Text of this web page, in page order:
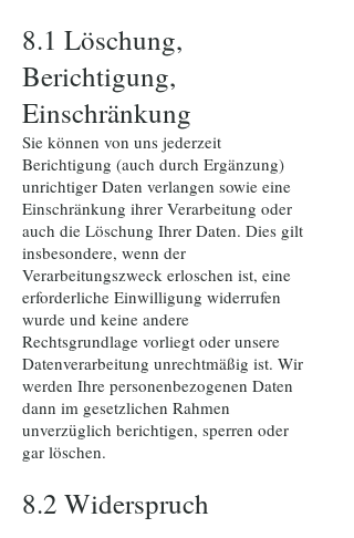
8.1 Löschung,
Berichtigung,
Einschränkung
Sie können von uns jederzeit
Berichtigung (auch durch Ergänzung)
unrichtiger Daten verlangen sowie eine
Einschränkung ihrer Verarbeitung oder
auch die Löschung Ihrer Daten. Dies gilt
insbesondere, wenn der
Verarbeitungszweck erloschen ist, eine
erforderliche Einwilligung widerrufen
wurde und keine andere
Rechtsgrundlage vorliegt oder unsere
Datenverarbeitung unrechtmäßig ist. Wir
werden Ihre personenbezogenen Daten
dann im gesetzlichen Rahmen
unverzüglich berichtigen, sperren oder
gar löschen.
8.2 Widerspruch